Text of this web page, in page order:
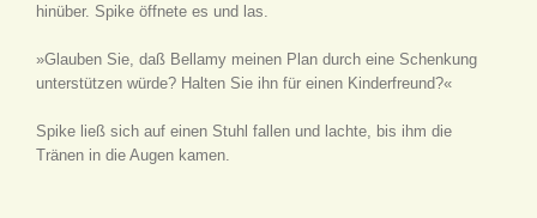
hinüber. Spike öffnete es und las.
»Glauben Sie, daß Bellamy meinen Plan durch eine Schenkung
unterstützen würde? Halten Sie ihn für einen Kinderfreund?«
Spike ließ sich auf einen Stuhl fallen und lachte, bis ihm die
Tränen in die Augen kamen.